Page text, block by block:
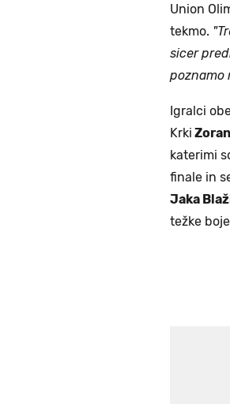
Union
tekmo.
sicer
poznamo
Igralci
Krki
katerimi
finale in
Jaka
težke